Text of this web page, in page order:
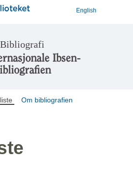
English
Bibliografi
Ibsen-
Om bibliografien